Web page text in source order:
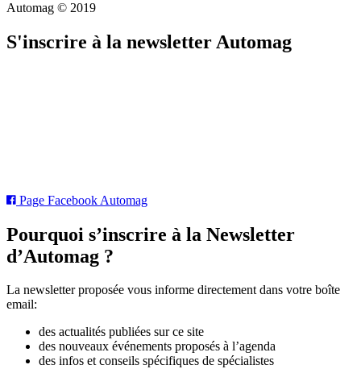
Automag © 2019
S'inscrire à la newsletter Automag
Page Facebook Automag
Pourquoi s’inscrire à la Newsletter
d’Automag ?
La newsletter proposée vous informe directement dans votre boîte
email:
des actualités publiées sur ce site
des nouveaux événements proposés à l’agenda
des infos et conseils spécifiques de spécialistes